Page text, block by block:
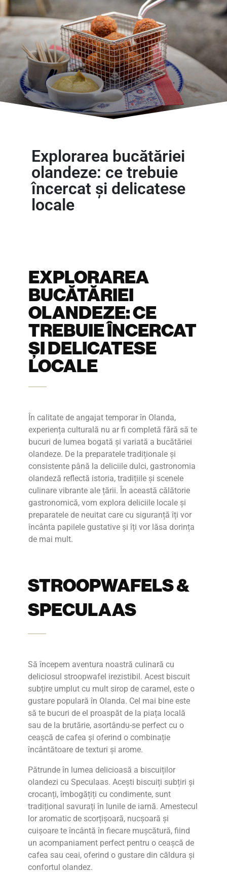
Explorarea bucătăriei
olandeze: ce trebuie
încercat și delicatese
locale
EXPLORAREA
BUCĂTĂRIEI
OLANDEZE: CE
TREBUIE ÎNCERCAT
ȘI DELICATESE
LOCALE
În calitate de angajat temporar în Olanda,
experiența culturală nu ar fi completă fără să te
bucuri de lumea bogată și variată a bucătăriei
olandeze. De la preparatele tradiționale și
consistente până la deliciile dulci, gastronomia
olandeză reflectă istoria, tradițiile și scenele
culinare vibrante ale țării. În această călătorie
gastronomică, vom explora deliciile locale și
preparatele de neuitat care cu siguranță îți vor
încânta papilele gustative și îți vor lăsa dorința
de mai mult.
STROOPWAFELS &
SPECULAAS
Să începem aventura noastră culinară cu
deliciosul stroopwafel irezistibil. Acest biscuit
subțire umplut cu mult sirop de caramel, este o
gustare populară în Olanda. Cel mai bine este
să te bucuri de el proaspăt de la piața locală
sau de la brutărie, asortându-se perfect cu o
ceașcă de cafea și oferind o combinație
încântătoare de texturi și arome.
Pătrunde în lumea delicioasă a biscuiților
olandezi cu Speculaas. Acești biscuiți subțiri și
crocanți, îmbogățiți cu condimente, sunt
tradițional savurați în lunile de iarnă. Amestecul
lor aromatic de scorțișoară, nucșoară și
cuișoare te încântă în fiecare mușcătură, fiind
un acompaniament perfect pentru o ceașcă de
cafea sau ceai, oferind o gustare din căldura și
confortul olandez.